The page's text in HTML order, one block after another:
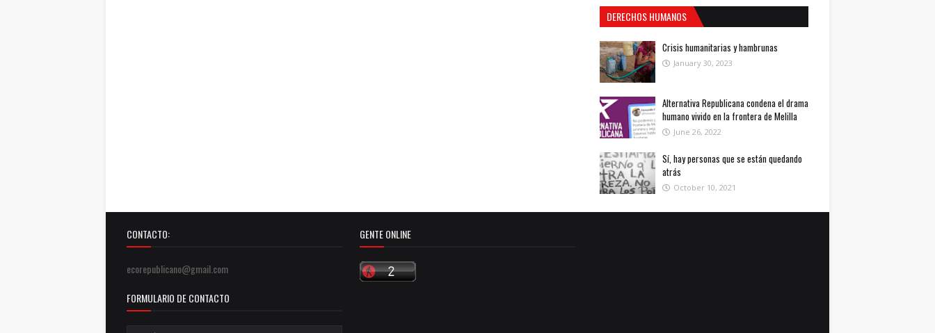
DERECHOS HUMANOS
Crisis humanitarias y hambrunas
January 30, 2023
Alternativa Republicana condena el drama
humano vivido en la frontera de Melilla
June 26, 2022
Sí, hay personas que se están quedando
atrás
October 10, 2021
CONTACTO:
ecorepublicano@gmail.com
FORMULARIO DE CONTACTO
GENTE ONLINE